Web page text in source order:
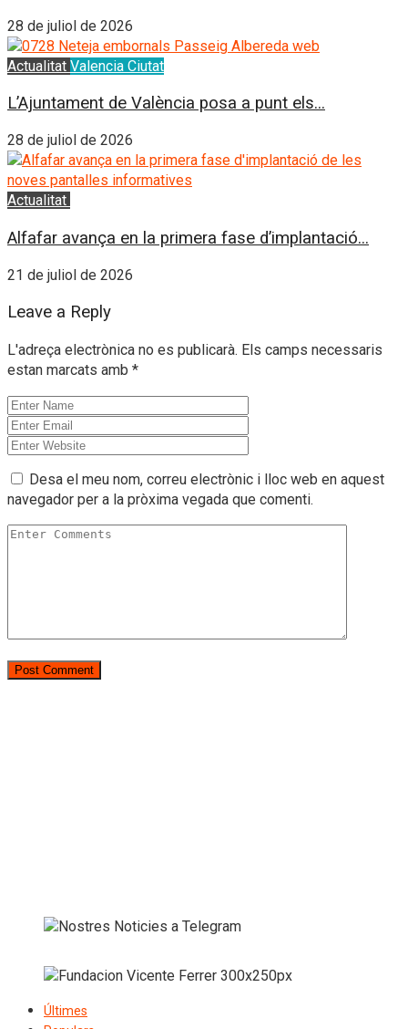
28 de juliol de 2026
Actualitat Valencia Ciutat
L’Ajuntament de València posa a punt els...
28 de juliol de 2026
Actualitat
Alfafar avança en la primera fase d’implantació...
21 de juliol de 2026
Leave a Reply
L'adreça electrònica no es publicarà. Els camps necessaris
estan marcats amb *
Desa el meu nom, correu electrònic i lloc web en aquest
navegador per a la pròxima vegada que comenti.
Últimes